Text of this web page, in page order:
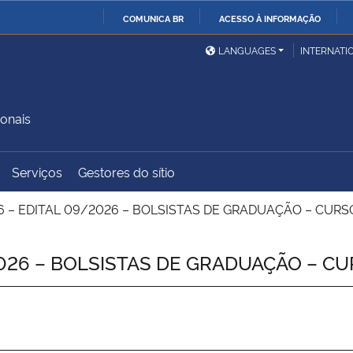
COMUNICA BR ACESSO À INFORMAÇÃO
Ministério da Defesa
Ministério das Relações
Exteriores
Ministério do
Desenvolvimento Regional
União
Advocacia-Geral da União Banco Central do Brasil
LANGUAGES
Serviços Gestores do sítio
EDITAL 09/2026 – BOLSISTAS DE GRADUAÇÃO –
BOLSISTAS DE GRADUAÇÃO –